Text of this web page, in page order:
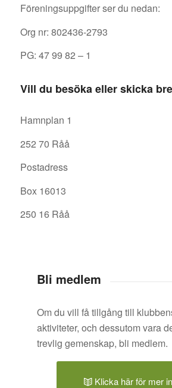
Föreningsuppgifter ser du nedan:
Org nr: 802436-2793
PG: 47 99 82 – 1
Vill du besöka eller skicka
Hamnplan 1
252 70 Råå
Postadress
Box 16013
250 16 Råå
Bli medlem
Om du vill få tillgång till
aktiviteter, och dessutom vara
trevlig gemenskap, bli medlem.
Klicka här för mer